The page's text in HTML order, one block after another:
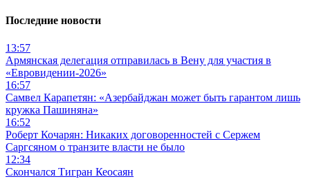
Последние новости
13:57
Армянская делегация отправилась в Вену для участия в
«Евровидении-2026»
16:57
Самвел Карапетян: «Азербайджан может быть гарантом лишь
кружка Пашиняна»
16:52
Роберт Кочарян: Никаких договоренностей с Сержем
Саргсяном о транзите власти не было
12:34
Скончался Тигран Кеосаян